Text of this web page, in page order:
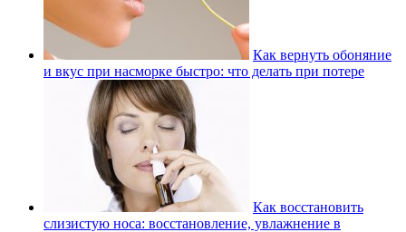
Как вернуть обоняние
и вкус при насморке быстро: что делать при потере
Как восстановить
слизистую носа: восстановление, увлажнение в